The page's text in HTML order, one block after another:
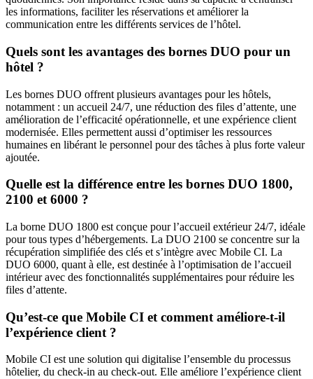
les informations, faciliter les réservations et améliorer la
communication entre les différents services de l’hôtel.
Quels sont les avantages des bornes DUO pour un
hôtel ?
Les bornes DUO offrent plusieurs avantages pour les hôtels,
notamment : un accueil 24/7, une réduction des files d’attente, une
amélioration de l’efficacité opérationnelle, et une expérience client
modernisée. Elles permettent aussi d’optimiser les ressources
humaines en libérant le personnel pour des tâches à plus forte valeur
ajoutée.
Quelle est la différence entre les bornes DUO 1800,
2100 et 6000 ?
La borne DUO 1800 est conçue pour l’accueil extérieur 24/7, idéale
pour tous types d’hébergements. La DUO 2100 se concentre sur la
récupération simplifiée des clés et s’intègre avec Mobile CI. La
DUO 6000, quant à elle, est destinée à l’optimisation de l’accueil
intérieur avec des fonctionnalités supplémentaires pour réduire les
files d’attente.
Qu’est-ce que Mobile CI et comment améliore-t-il
l’expérience client ?
Mobile CI est une solution qui digitalise l’ensemble du processus
hôtelier, du check-in au check-out. Elle améliore l’expérience client